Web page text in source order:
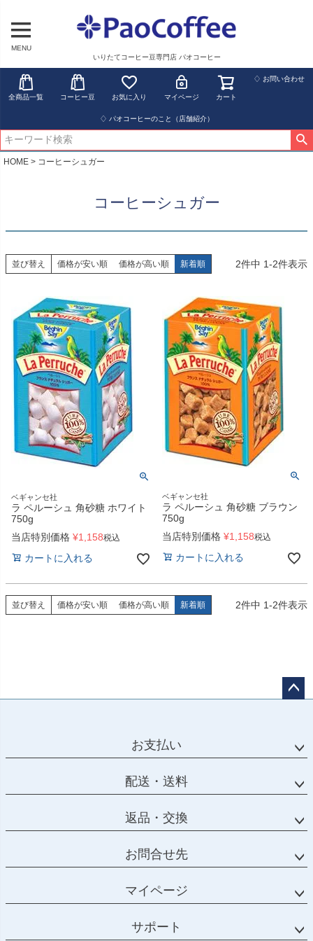
MENU
いりたてコーヒー豆専門店 パオコーヒー
全商品一覧 コーヒー豆 お気に入り マイページ カート
♢ お問い合わせ
♢ パオコーヒーのこと（店舗紹介）
HOME コーヒーシュガー
コーヒーシュガー
並び替え 価格が安い順 価格が高い順 新着順 2件中 1-2件表示
ベギャンセ社
ラ ペルーシュ 角砂糖 ホワイト
750g
当店特別価格 ¥1,158税込
カートに入れる
ベギャンセ社
ラ ペルーシュ 角砂糖 ブラウン
750g
当店特別価格 ¥1,158税込
カートに入れる
並び替え 価格が安い順 価格が高い順 新着順 2件中 1-2件表示
お支払い
配送・送料
返品・交換
お問合せ先
マイページ
サポート